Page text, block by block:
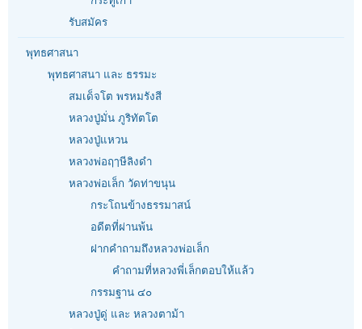
รับสมัคร
พุทธศาสนา
พุทธศาสนา และ ธรรมะ
สมเด็จโต พรหมรังสี
หลวงปู่มั่น ภูริทัตโต
หลวงปู่แหวน
หลวงพ่อฤๅษีลิงดำ
หลวงพ่อเล็ก วัดท่าขนุน
กระโถนข้างธรรมาสน์
อดีตที่ผ่านพ้น
ฝากคำถามถึงหลวงพ่อเล็ก
คำถามที่หลวงพี่เล็กตอบให้แล้ว
กรรมฐาน ๔๐
หลวงปู่ดู่ และ หลวงตาม้า